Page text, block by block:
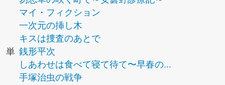
マイ・フィクション
一次元の挿し木
キスは捜査のあとで
単 銭形平次
しあわせは食べて寝て待て〜早春の...
手塚治虫の戦争